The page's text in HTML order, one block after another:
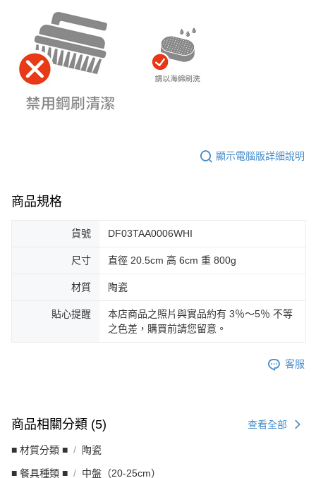
顯示電腦版詳細說明
商品規格
貨號 DF03TAA0006WHI
尺寸 直徑 20.5cm 高 6cm 重 800g
材質 陶瓷
貼心提醒
本店商品之照片與實品約有 3％～5％ 不等
之色差，購買前請您留意。
客服
商品相關分類 (5) 查看全部
■ 材質分類 ■ 陶瓷
■ 餐具種類 ■ 中盤（20-25cm）